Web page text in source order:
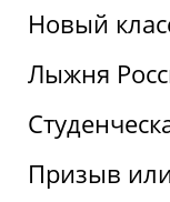
Новый
Лыжня
Призыв